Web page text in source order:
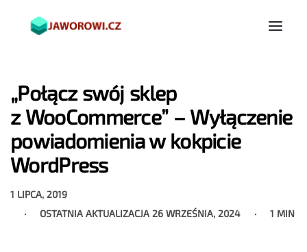
„Połącz swój sklep
z WooCommerce” – Wyłączenie
powiadomienia w kokpicie
WordPress
1 LIPCA, 2019
OSTATNIA AKTUALIZACJA 26 WRZEŚNIA, 2024 1 MIN